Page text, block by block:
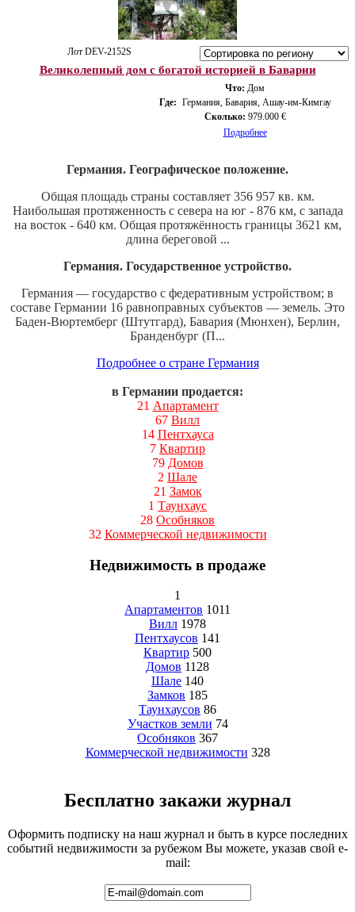
Лот DEV-2152S
Великолепный дом с богатой историей в Баварии
Что: Дом
Где: Германия, Бавария, Ашау-им-Кимгау
Сколько: 979.000 €
Подробнее
Германия. Географическое положение.
Общая площадь страны составляет 356 957 кв. км.
Наибольшая протяженность с севера на юг - 876 км, с запада
на восток - 640 км. Общая протяжённость границы 3621 км,
длина береговой ...
Германия. Государственное устройство.
Германия — государство с федеративным устройством; в
составе Германии 16 равноправных субъектов — земель. Это
Баден-Вюртемберг (Штутгард), Бавария (Мюнхен), Берлин,
Бранденбург (П...
Подробнее о стране Германия
в Германии продается:
21 Апартамент
67 Вилл
14 Пентхауса
7 Квартир
79 Домов
2 Шале
21 Замок
1 Таунхаус
28 Особняков
32 Коммерческой недвижимости
Недвижимость в продаже
1
Апартаментов 1011
Вилл 1978
Пентхаусов 141
Квартир 500
Домов 1128
Шале 140
Замков 185
Таунхаусов 86
Участков земли 74
Особняков 367
Коммерческой недвижимости 328
Бесплатно закажи журнал
Оформить подписку на наш журнал и быть в курсе последних
событий недвижимости за рубежом Вы можете, указав свой e-
mail: